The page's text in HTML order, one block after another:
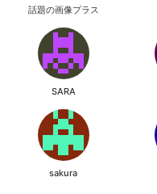
話題の画像プラス
SARA
sakura